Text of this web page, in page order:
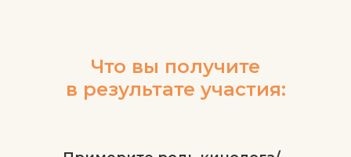
Что вы получите
в результате участия: